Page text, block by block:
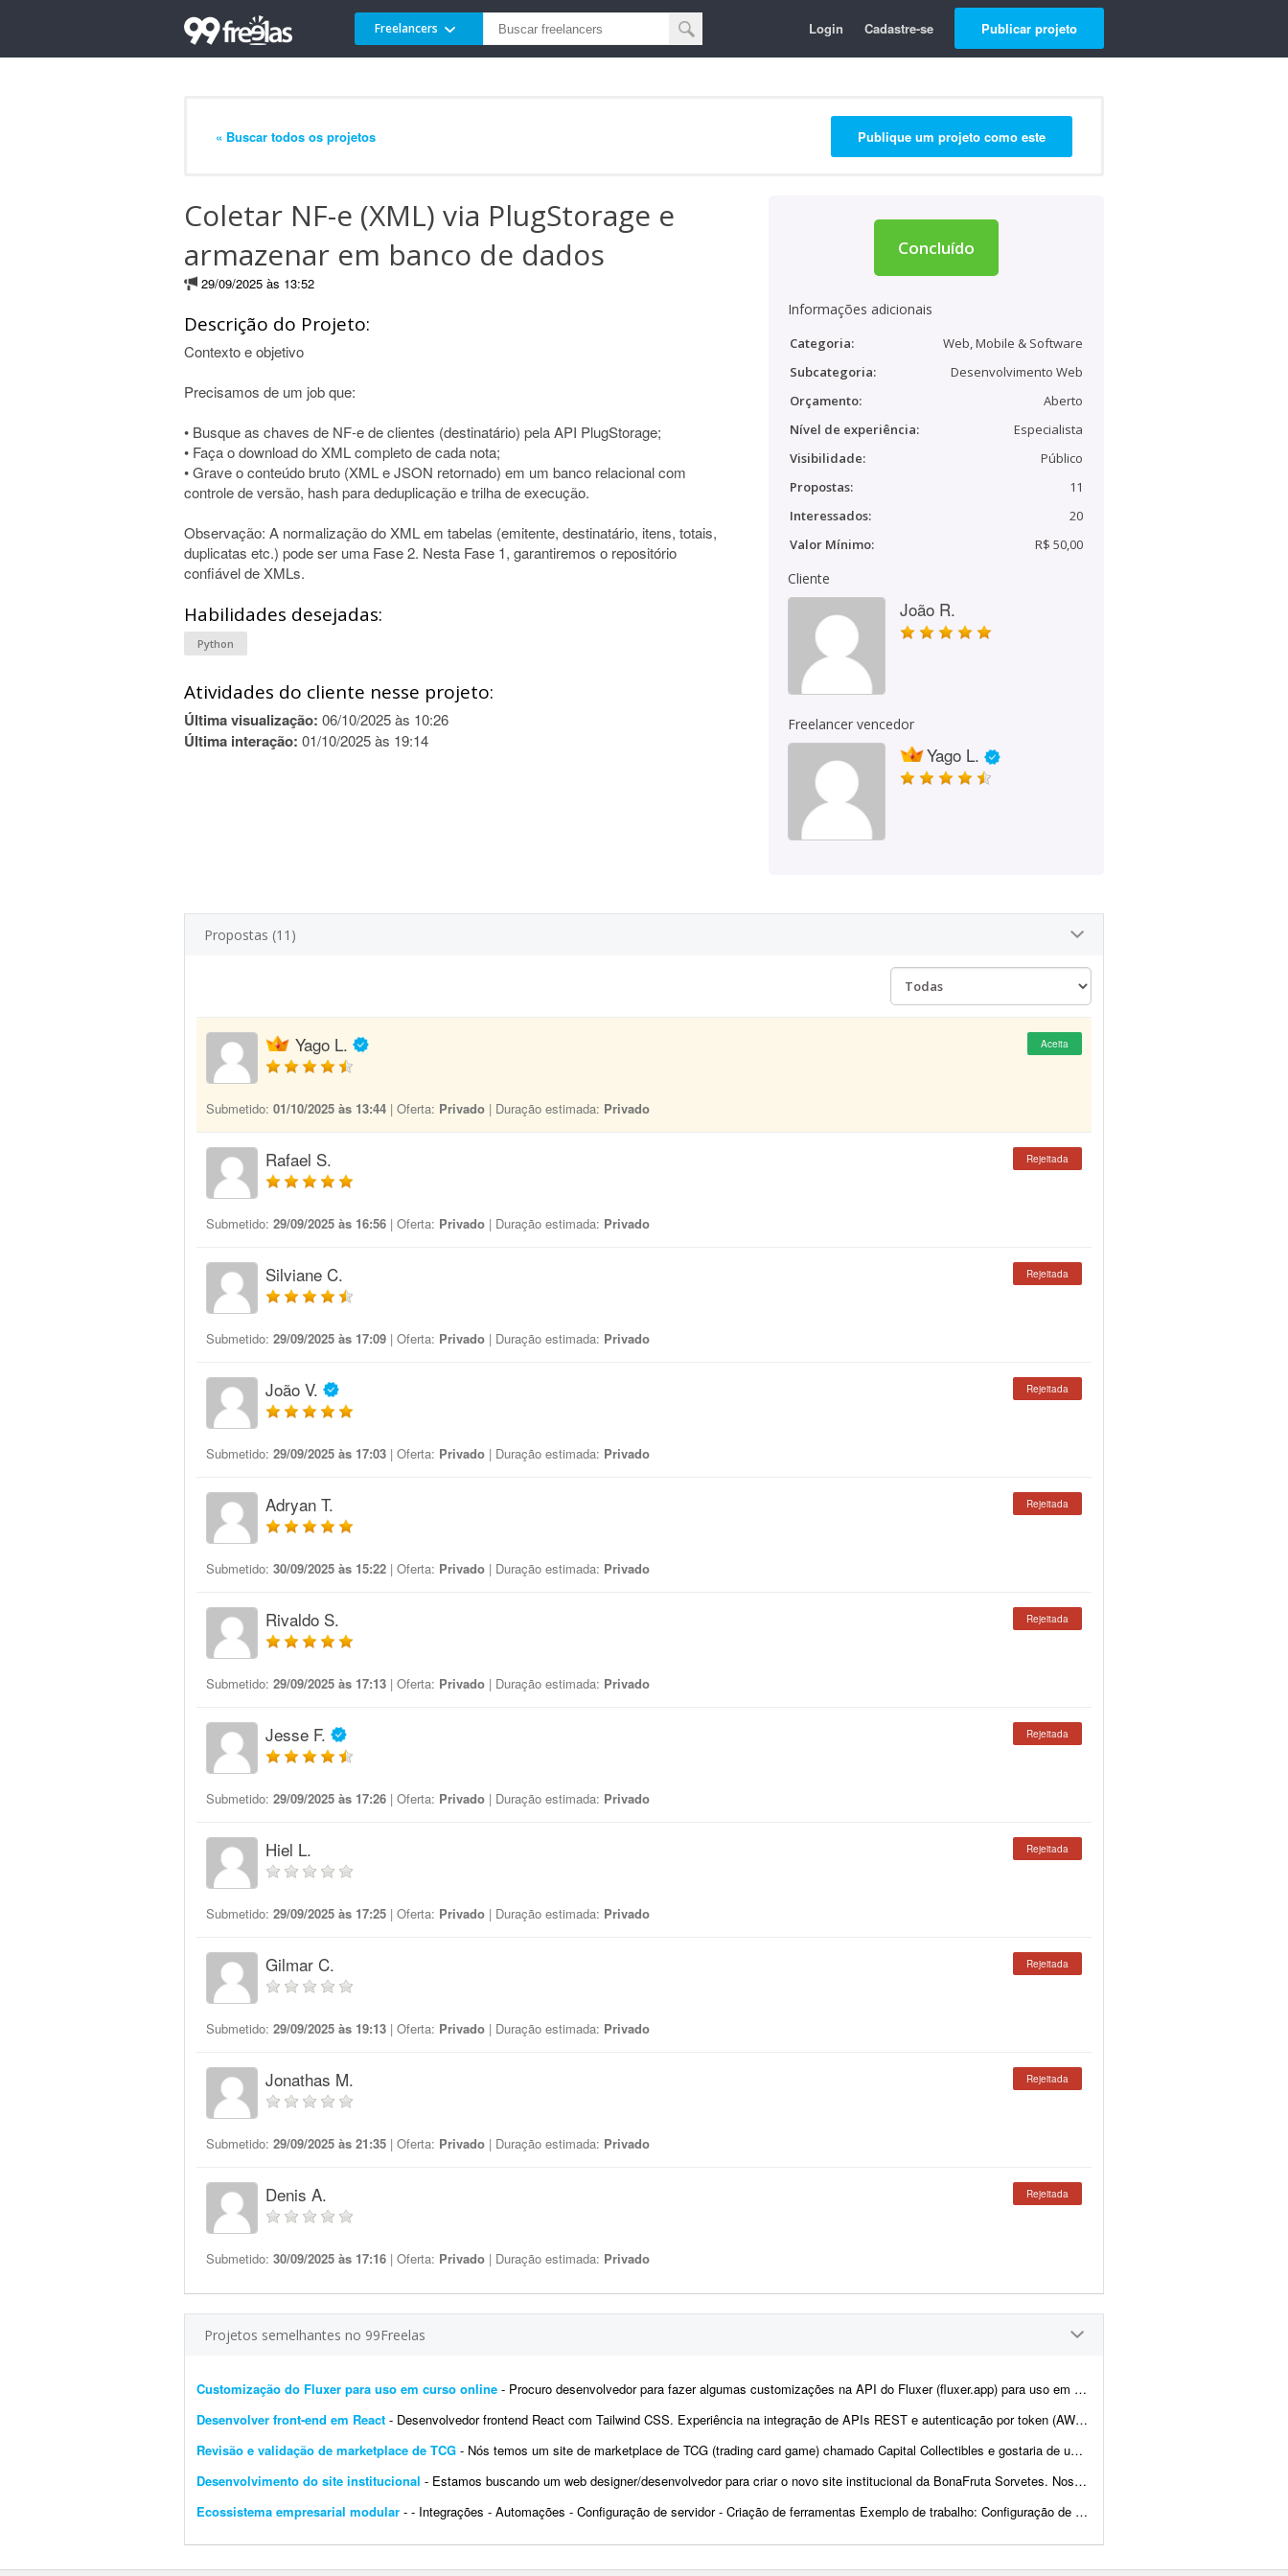
Freelancers Login Cadastre-se Publicar projeto
« Buscar todos os projetos Publique um projeto como este
Coletar NF-e (XML) via PlugStorage e
armazenar em banco de dados
29/09/2025 às 13:52
Descrição do Projeto:
Contexto e objetivo
Precisamos de um job que:
• Busque as chaves de NF-e de clientes (destinatário) pela API PlugStorage;
• Faça o download do XML completo de cada nota;
• Grave o conteúdo bruto (XML e JSON retornado) em um banco relacional com
controle de versão, hash para deduplicação e trilha de execução.
Observação: A normalização do XML em tabelas (emitente, destinatário, itens, totais,
duplicatas etc.) pode ser uma Fase 2. Nesta Fase 1, garantiremos o repositório
confiável de XMLs.
Habilidades desejadas:
Python
Atividades do cliente nesse projeto:
Última visualização: 06/10/2025 às 10:26
Última interação: 01/10/2025 às 19:14
Concluído
Informações adicionais
Categoria:
Web, Mobile & Software
Subcategoria:
Desenvolvimento Web
Orçamento:
Aberto
Nível de experiência:
Especialista
Visibilidade:
Público
Propostas:
11
Interessados:
20
Valor Mínimo:
R$ 50,00
Cliente
João R.
Freelancer vencedor
Yago L.
Propostas (11)
Yago L. Aceita
Submetido: 01/10/2025 às 13:44 | Oferta: Privado | Duração estimada: Privado
Rafael S. Rejeitada
Submetido: 29/09/2025 às 16:56 | Oferta: Privado | Duração estimada: Privado
Silviane C. Rejeitada
Submetido: 29/09/2025 às 17:09 | Oferta: Privado | Duração estimada: Privado
João V. Rejeitada
Submetido: 29/09/2025 às 17:03 | Oferta: Privado | Duração estimada: Privado
Adryan T. Rejeitada
Submetido: 30/09/2025 às 15:22 | Oferta: Privado | Duração estimada: Privado
Rivaldo S. Rejeitada
Submetido: 29/09/2025 às 17:13 | Oferta: Privado | Duração estimada: Privado
Jesse F. Rejeitada
Submetido: 29/09/2025 às 17:26 | Oferta: Privado | Duração estimada: Privado
Hiel L. Rejeitada
Submetido: 29/09/2025 às 17:25 | Oferta: Privado | Duração estimada: Privado
Gilmar C. Rejeitada
Submetido: 29/09/2025 às 19:13 | Oferta: Privado | Duração estimada: Privado
Jonathas M. Rejeitada
Submetido: 29/09/2025 às 21:35 | Oferta: Privado | Duração estimada: Privado
Denis A. Rejeitada
Submetido: 30/09/2025 às 17:16 | Oferta: Privado | Duração estimada: Privado
Projetos semelhantes no 99Freelas
Customização do Fluxer para uso em curso online - Procuro desenvolvedor para fazer algumas customizações na API do Fluxer (fluxer.app) para uso em um curso online. A ideia é manter praticamente toda a estrutura atual da plata...
Desenvolver front-end em React - Desenvolvedor frontend React com Tailwind CSS. Experiência na integração de APIs REST e autenticação por token (AWS Cognito é diferencial). O design j&aacut...
Revisão e validação de marketplace de TCG - Nós temos um site de marketplace de TCG (trading card game) chamado Capital Collectibles e gostaria de um programador front-end e back-end para nos ajudar a revisar a estrutura e validar a p...
Desenvolvimento do site institucional - Estamos buscando um web designer/desenvolvedor para criar o novo site institucional da BonaFruta Sorvetes. Nossa principal referência de experiência, qualidade visual, navegaç&a...
Ecossistema empresarial modular - - Integrações - Automações - Configuração de servidor - Criação de ferramentas Exemplo de trabalho: Configuração de VPS, scrap...